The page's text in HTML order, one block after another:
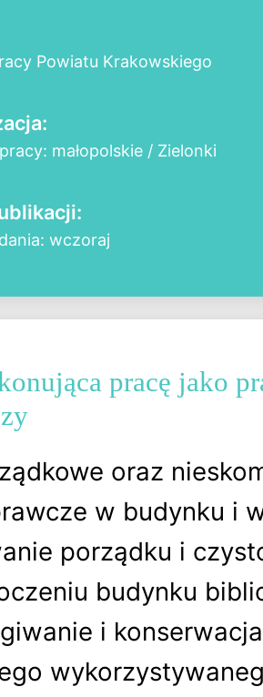
Powiatu Krakowskiego
małopolskie / Zielonki
wczoraj
pracę jako
oraz
w budynku i
porządku i
budynku
i